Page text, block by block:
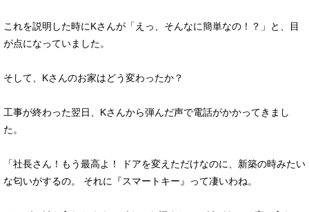
これを説明した時にKさんが「えっ、そんなに簡単なの！？」と、目
が点になっていました。
そして、Kさんのお家はどう変わったか？
工事が終わった翌日、Kさんから弾んだ声で電話がかかってきまし
た。
「社長さん！もう最高よ！ ドアを変えただけなのに、新築の時みたい
な匂いがするの。 それに『スマートキー』って凄いわね。